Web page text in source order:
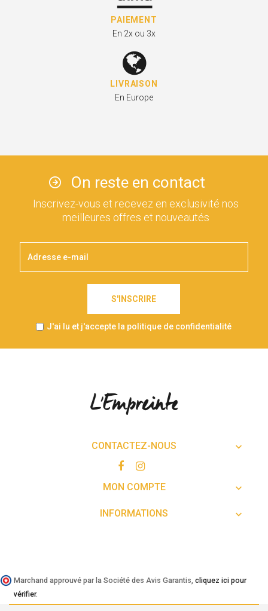
PAIEMENT
En 2x ou 3x
LIVRAISON
En Europe
On reste en contact
Inscrivez-vous et recevez en exclusivité nos
meilleures offres et nouveautés
S'INSCRIRE
J'ai lu et j'accepte la politique de confidentialité
CONTACTEZ-NOUS 
MON COMPTE 
INFORMATIONS 
Marchand approuvé par la Société des Avis Garantis, cliquez ici pour
vérifier.